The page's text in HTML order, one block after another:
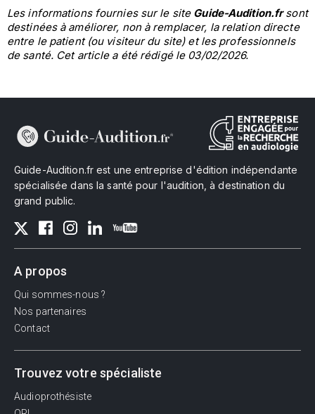
Les informations fournies sur le site Guide-Audition.frsont
destinées à améliorer, non à remplacer, la relation directe
entre le patient (ou visiteur du site) et les professionnels
de santé. Cet article a été rédigé le 03/02/2026.
Guide-Audition.fr est une entreprise d'édition indépendante
spécialisée dans la santé pour l'audition, à destination du
grand public.
A propos
Qui sommes-nous ?
Nos partenaires
Contact
Trouvez votre spécialiste
Audioprothésiste